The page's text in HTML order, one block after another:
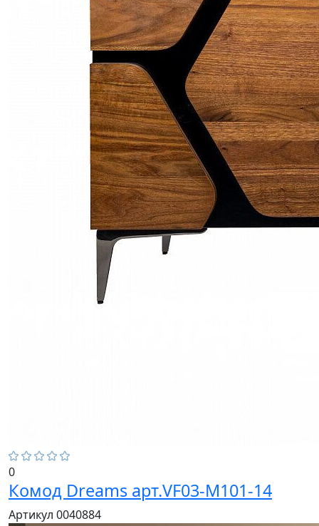
0
Комод Dreams арт.VF03-M101-14
Артикул 0040884